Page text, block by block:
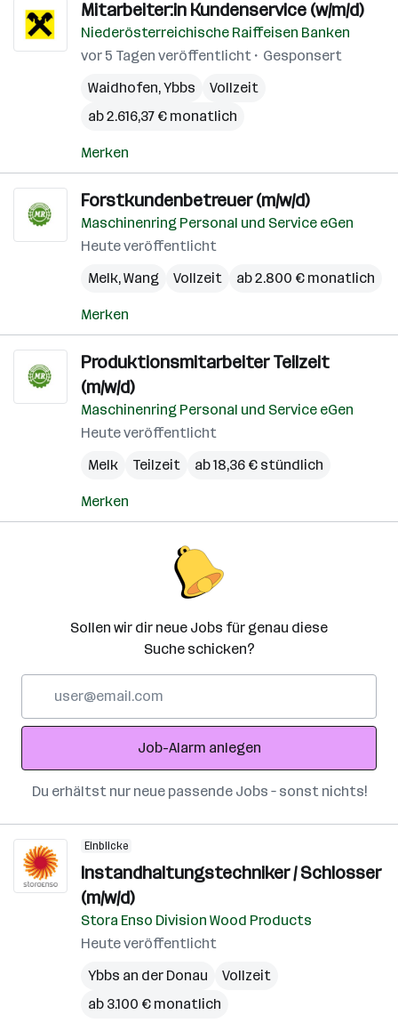
Mitarbeiter:in Kundenservice (w/m/d)
Niederösterreichische Raiffeisen Banken
vor 5 Tagen veröffentlicht
Gesponsert
Waidhofen,Ybbs
Vollzeit
ab 2.616,37 € monatlich
Merken
Forstkundenbetreuer (m/w/d)
Maschinenring Personal und Service eGen
Heute veröffentlicht
Melk,Wang Vollzeit ab 2.800 € monatlich
Merken
Produktionsmitarbeiter Teilzeit
(m/w/d)
Maschinenring Personal und Service eGen
Heute veröffentlicht
Melk
Teilzeit ab 18,36 € stündlich
Merken
Sollen wir dir neue Jobs für genau diese
Suche schicken?
Adresse
Job-Alarm anlegen
Du erhältst nur neue passende Jobs – sonst nichts!
Einblicke
Instandhaltungstechniker / Schlosser
(m/w/d)
Stora Enso Division Wood Products
Heute veröffentlicht
Ybbs an der Donau
Vollzeit
ab 3.100 € monatlich